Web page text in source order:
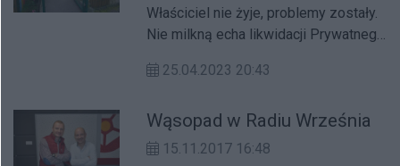
helikopter Lotniczego Pogotowia
Ratunkowego.
zamknięcia przedszkola
Właściciel nie żyje, problemy zostały.
Nie milkną echa likwidacji Prywatnego
Troskliwe Misie we Wrześni.
25.04.2023 20:43
Wąsopad w Radiu Września
15.11.2017 16:48